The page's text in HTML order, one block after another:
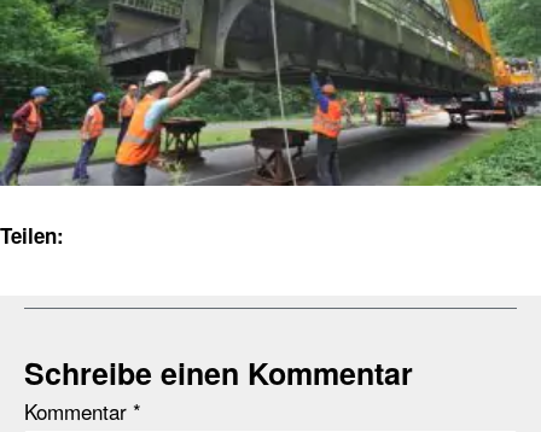
Teilen:
Schreibe einen Kommentar
Kommentar *